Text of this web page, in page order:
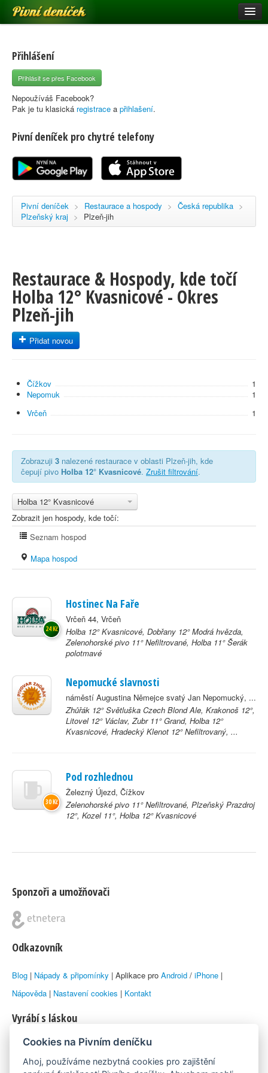
Pivní deníček
Pivní mapa
Pivní značky
Nápověda
Registrace
Přihlášení
Přihlásit se přes Facebook
Nepoužíváš Facebook?
Pak je tu klasická registrace a přihlašení.
Pivní deníček pro chytré telefony
Pivní deníček > Restaurace a hospody > Česká republika >
Plzeňský kraj > Plzeň-jih
Restaurace & Hospody, kde točí
Holba 12° Kvasnicové - Okres
Plzeň-jih
Přidat novou
Čížkov
1
Nepomuk
1
Vrčeň
1
Zobrazuji 3 nalezené restaurace v oblasti Plzeň-jih, kde
čepují pivo Holba 12° Kvasnicové. Zrušit filtrování.
Holba 12° Kvasnicové
Zobrazit jen hospody, kde točí:
Seznam hospod
Mapa hospod
Hostinec Na Faře
Vrčeň 44, Vrčeň
Holba 12° Kvasnicové, Dobřany 12° Modrá hvězda,
Zelenohorské pivo 11° Nefiltrované, Holba 11° Šerák
polotmavé
24 Kč
Nepomucké slavnosti
náměstí Augustina Němejce svatý Jan Nepomucký, ...
Zhůřák 12° Světluška Czech Blond Ale, Krakonoš 12°,
Litovel 12° Václav, Zubr 11° Grand, Holba 12°
Kvasnicové, Hradecký Klenot 12° Nefiltrovaný, ...
Pod rozhlednou
Železný Újezd, Čížkov
Zelenohorské pivo 11° Nefiltrované, Plzeňský Prazdroj
12°, Kozel 11°, Holba 12° Kvasnicové
30 Kč
Sponzoři a umožňovači
Odkazovník
Blog | Nápady & připomínky | Aplikace pro Android / iPhone |
Nápověda | Nastavení cookies | Kontakt
Vyrábí s láskou
© 2010–2026 byLukáš Zemanaka Emka
Cookies na Pivním deníčku
Ahoj, používáme nezbytná cookies pro zajištění